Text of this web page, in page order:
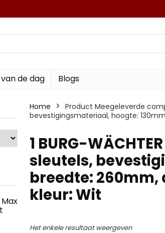
de dag Blogs
Home Product Meegeleverde
bevestigingsmateriaal, hoogte:
‎1 BURG-
sleutels,
breedte:
kleur: Wit
Het enkele resultaat weergeven